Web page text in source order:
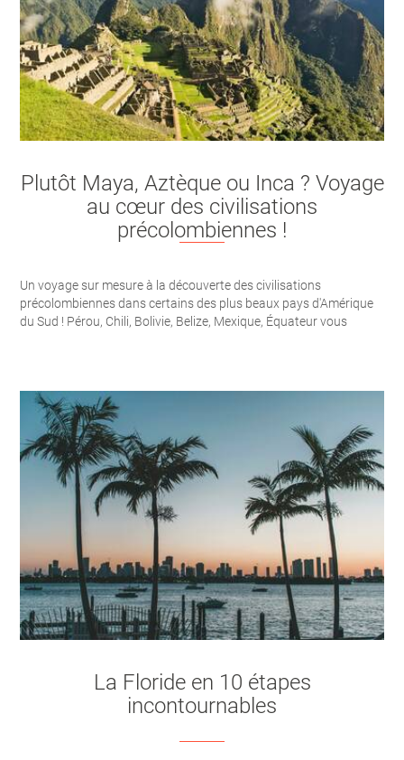
Plutôt Maya, Aztèque ou Inca ? Voyage
au cœur des civilisations
précolombiennes !
Un voyage sur mesure à la découverte des civilisations
précolombiennes dans certains des plus beaux pays d'Amérique
du Sud ! Pérou, Chili, Bolivie, Belize, Mexique, Équateur vous
La Floride en 10 étapes
incontournables